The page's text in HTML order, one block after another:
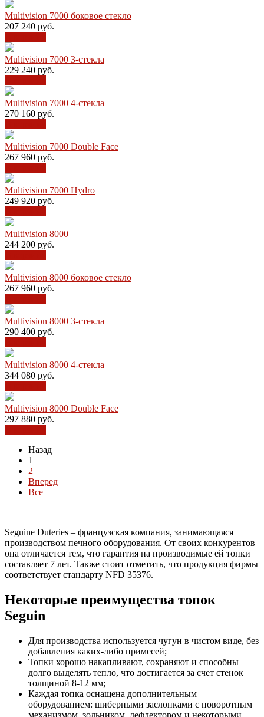
Multivision 7000 боковое стекло
207 240 руб.
Multivision 7000 3-стекла
229 240 руб.
Multivision 7000 4-стекла
270 160 руб.
Multivision 7000 Double Face
267 960 руб.
Multivision 7000 Hydro
249 920 руб.
Multivision 8000
244 200 руб.
Multivision 8000 боковое стекло
267 960 руб.
Multivision 8000 3-стекла
290 400 руб.
Multivision 8000 4-стекла
344 080 руб.
Multivision 8000 Double Face
297 880 руб.
Назад
1
2
Вперед
Все
Seguine Duteries – французская компания, занимающаяся
производством печного оборудования. От своих конкурентов
она отличается тем, что гарантия на производимые ей топки
составляет 7 лет. Также стоит отметить, что продукция фирмы
соответствует стандарту NFD 35376.
Некоторые преимущества топок
Seguin
Для производства используется чугун в чистом виде, без
добавления каких-либо примесей;
Топки хорошо накапливают, сохраняют и способны
долго выделять тепло, что достигается за счет стенок
толщиной 8-12 мм;
Каждая топка оснащена дополнительным
оборудованием: шиберными заслонками с поворотным
механизмом, зольником, дефлектором и некоторыми